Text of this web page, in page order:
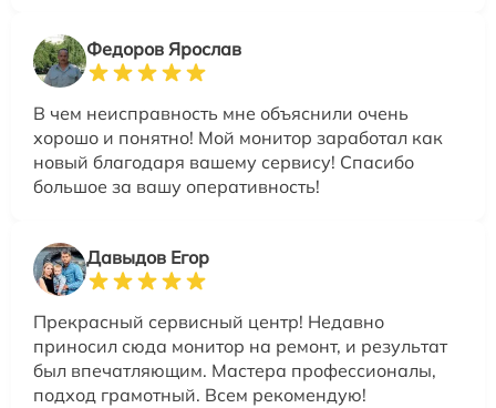
Федоров Ярослав
В чем неисправность мне объяснили очень
хорошо и понятно! Мой монитор заработал как
новый благодаря вашему сервису! Спасибо
большое за вашу оперативность!
Давыдов Егор
Прекрасный сервисный центр! Недавно
приносил сюда монитор на ремонт, и результат
был впечатляющим. Мастера профессионалы,
подход грамотный. Всем рекомендую!